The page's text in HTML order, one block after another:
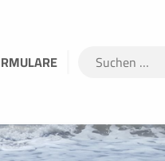
Suchen
nach: